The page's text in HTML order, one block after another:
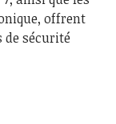
offrent
de sécurité